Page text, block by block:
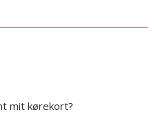
mit kørekort?